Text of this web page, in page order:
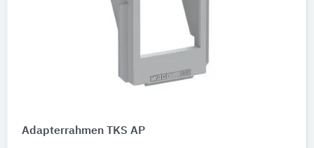
Adapterrahmen TKS AP